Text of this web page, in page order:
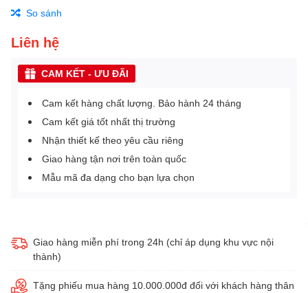
So sánh
Liên hệ
CAM KẾT - ƯU ĐÃI
Cam kết hàng chất lượng. Bảo hành 24 tháng
Cam kết giá tốt nhất thị trường
Nhận thiết kế theo yêu cầu riêng
Giao hàng tận nơi trên toàn quốc
Mẫu mã đa dạng cho bạn lựa chọn
Giao hàng miễn phí trong 24h (chỉ áp dụng khu vực nội
thành)
Tặng phiếu mua hàng 10.000.000đ đối với khách hàng thân